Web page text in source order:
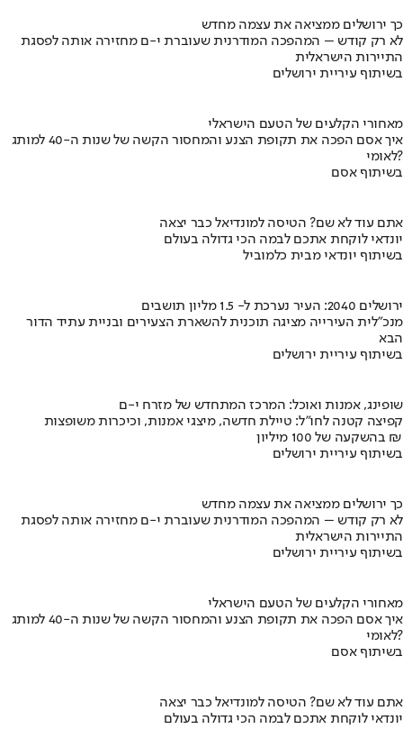
כך ירושלים ממציאה את עצמה מחדש
לא רק קודש – המהפכה המודרנית שעוברת י-ם מחזירה אותה לפסגת
התיירות הישראלית
בשיתוף עיריית ירושלים
מאחורי הקלעים של הטעם הישראלי
איך אסם הפכה את תקופת הצנע והמחסור הקשה של שנות ה-40 למותג
לאומי?
בשיתוף אסם
אתם עוד לא שם? הטיסה למונדיאל כבר יצאה
יונדאי לוקחת אתכם לבמה הכי גדולה בעולם
בשיתוף יונדאי מבית כלמוביל
ירושלים 2040: העיר נערכת ל- 1.5 מליון תושבים
מנכ"לית העירייה מציגה תוכנית להשארת הצעירים ובניית עתיד הדור
הבא
בשיתוף עיריית ירושלים
שופינג, אמנות ואוכל: המרכז המתחדש של מזרח י-ם
קפיצה קטנה לחו"ל: טיילת חדשה, מיצגי אמנות, וכיכרות משופצות
בהשקעה של 100 מיליון ₪
בשיתוף עיריית ירושלים
כך ירושלים ממציאה את עצמה מחדש
לא רק קודש – המהפכה המודרנית שעוברת י-ם מחזירה אותה לפסגת
התיירות הישראלית
בשיתוף עיריית ירושלים
מאחורי הקלעים של הטעם הישראלי
איך אסם הפכה את תקופת הצנע והמחסור הקשה של שנות ה-40 למותג
לאומי?
בשיתוף אסם
אתם עוד לא שם? הטיסה למונדיאל כבר יצאה
יונדאי לוקחת אתכם לבמה הכי גדולה בעולם